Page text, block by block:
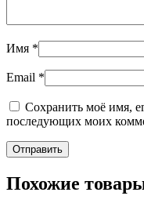
Имя *
Email *
Сохранить моё имя,
последующих моих
Похожие